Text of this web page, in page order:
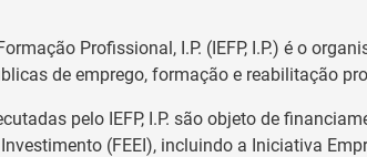
Profissional, I.P. (IEFP, I.P.) é o
de emprego, formação e reabilitação
pelo IEFP, I.P. são objeto de
(FEEI), incluindo a Iniciativa